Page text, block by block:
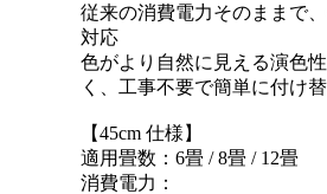
従来の消費電力そのままで
対応
色がより自然に見える演色
く、工事不要で簡単に付け
【45cm 仕様】
適用畳数：6畳 / 8畳 / 12畳
消費電力：